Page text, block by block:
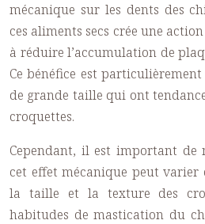
mécanique sur les dents des
ces aliments secs crée une
à réduire l’accumulation de
Ce bénéfice est
de grande taille qui ont
croquettes.
Cependant, il est important de
cet effet mécanique peut varier
la taille et la texture des
habitudes de mastication du